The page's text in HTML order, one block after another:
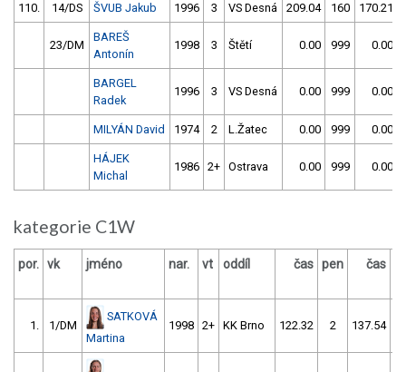
110. 14/DS ŠVUB Jakub 1996 3 VS Desná 209.04 160 170.21
23/DM
BAREŠ
Antonín
1998 3 Štětí 0.00 999 0.00
BARGEL
Radek
1996 3 VS Desná 0.00 999 0.00
MILYÁN David 1974 2 L.Žatec 0.00 999 0.00
HÁJEK
Michal
1986 2+ Ostrava 0.00 999 0.00
kategorie C1W
por. vk jméno nar. vt oddíl čas pen čas
1. 1/DM
SATKOVÁ
Martina
1998 2+ KK Brno 122.32 2 137.54